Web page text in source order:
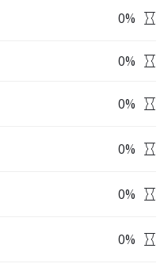
0%
0%
0%
0%
0%
0%